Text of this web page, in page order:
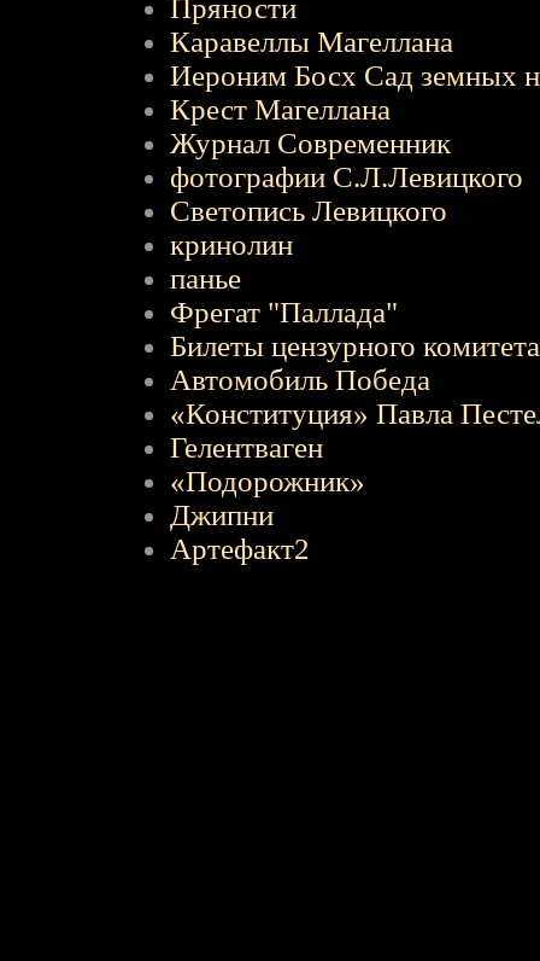
Пряности
Каравеллы Магеллана
Иероним Босх Сад земных
Крест Магеллана
Журнал Современник
фотографии С.Л.Левицкого
Светопись Левицкого
кринолин
панье
Фрегат "Паллада"
Билеты цензурного комитета
Aвтомобиль Победа
«Конституция» Павла
Гелентваген
«Подорожник»
Джипни
Артефакт2